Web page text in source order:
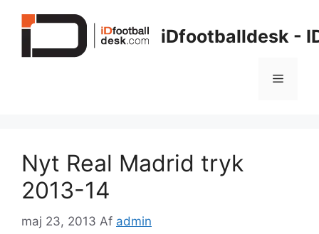
iDfootballdesk -
Menu
Nyt Real Madrid tryk
2013-14
maj 23, 2013 Af admin